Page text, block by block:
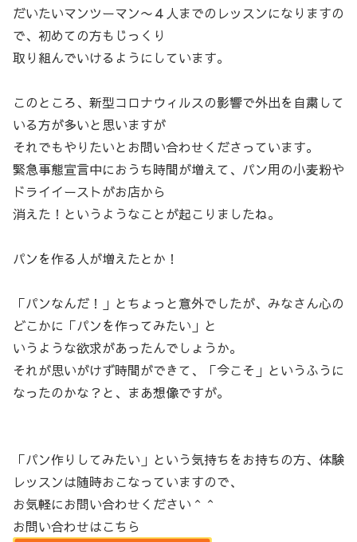
だいたいマンツーマン〜４人までのレッスンになりますの
で、初めての方もじっくり
取り組んでいけるようにしています。
このところ、新型コロナウィルスの影響で外出を自粛して
いる方が多いと思いますが
それでもやりたいとお問い合わせくださっています。
緊急事態宣言中におうち時間が増えて、パン用の小麦粉や
ドライイーストがお店から
消えた！というようなことが起こりましたね。
パンを作る人が増えたとか！
「パンなんだ！」とちょっと意外でしたが、みなさん心の
どこかに「パンを作ってみたい」と
いうような欲求があったんでしょうか。
それが思いがけず時間ができて、「今こそ」というふうに
なったのかな？と、まあ想像ですが。
「パン作りしてみたい」という気持ちをお持ちの方、体験
レッスンは随時おこなっていますので、
お気軽にお問い合わせください＾＾
お問い合わせはこちら